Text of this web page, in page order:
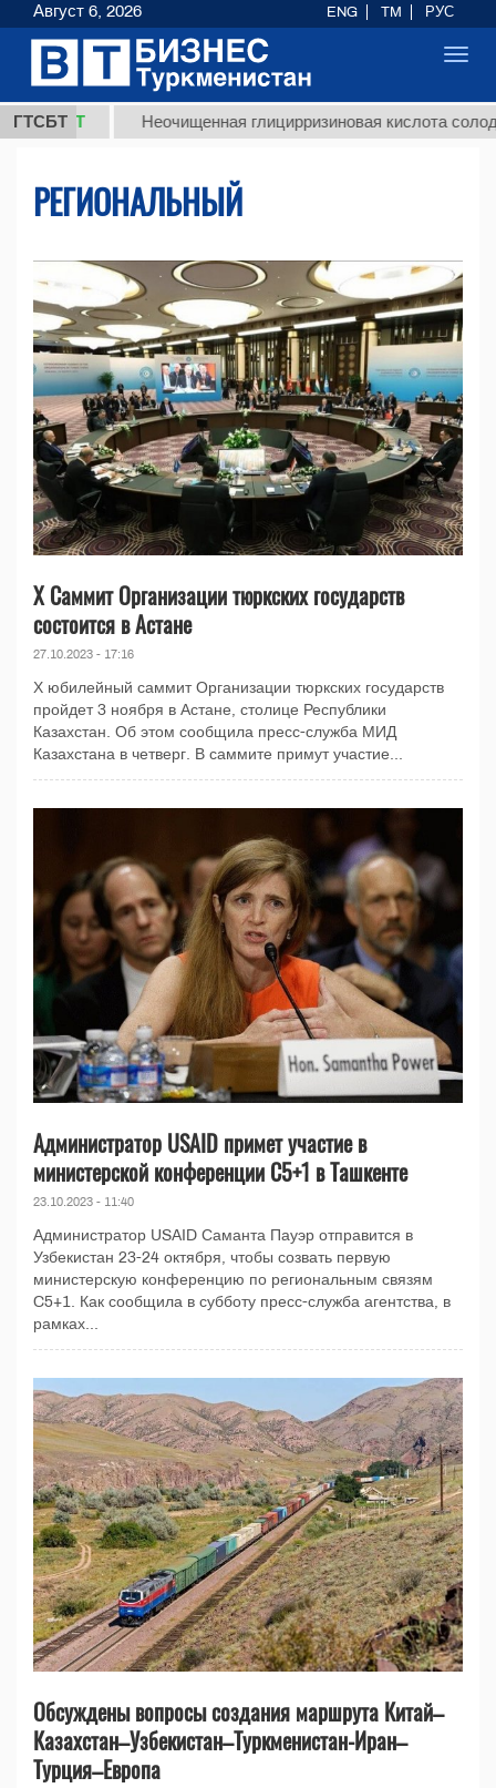
ГТСБТНеочищенная глицирризиновая кислота солодкового
РЕГИОНАЛЬНЫЙ
X Саммит Организации тюркских государств
состоится в Астане
27.10.2023 - 17:16
Х юбилейный саммит Организации тюркских государств
пройдет 3 ноября в Астане, столице Республики
Казахстан. Об этом сообщила пресс-служба МИД
Казахстана в четверг. В саммите примут участие...
Администратор USAID примет участие в
министерской конференции C5+1 в Ташкенте
23.10.2023 - 11:40
Администратор USAID Саманта Пауэр отправится в
Узбекистан 23-24 октября, чтобы созвать первую
министерскую конференцию по региональным связям
C5+1. Как сообщила в субботу пресс-служба агентства, в
рамках...
Обсуждены вопросы создания маршрута Китай–
Казахстан–Узбекистан–Туркменистан-Иран–
Турция–Европа
Август 6, 2026 ENG TM РУС